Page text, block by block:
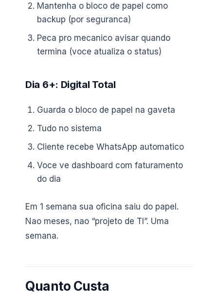
Mantenha o bloco de papel como
backup (por seguranca)
Peca pro mecanico avisar quando
termina (voce atualiza o status)
Dia 6+: Digital Total
Guarda o bloco de papel na gaveta
Tudo no sistema
Cliente recebe WhatsApp automatico
Voce ve dashboard com faturamento
do dia
Em 1 semana sua oficina saiu do papel.
Nao meses, nao “projeto de TI”. Uma
semana.
Quanto Custa